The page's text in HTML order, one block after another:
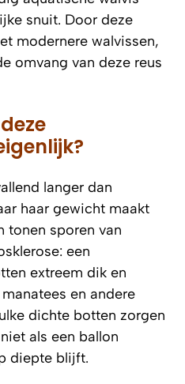
snuit. Door deze
modernere walvissen,
omvang van deze reus
langer dan
haar gewicht maakt
tonen sporen van
een
extreem dik en
en andere
dichte botten zorgen
als een ballon
diepte blijft.